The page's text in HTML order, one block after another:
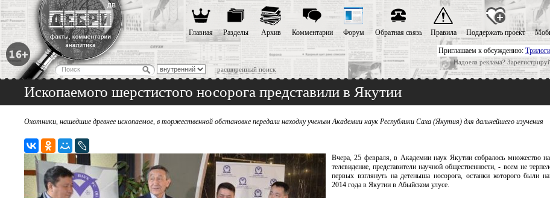
Приглашаем к обсуждению:
Надоела реклама?
расширенный поиск
Главная Разделы Архив Комментарии Форум Обратная связь Правила Поддержать проект
Ископаемого шерстистого носорога представили в Якутии
Охотники, нашедшие древнее ископаемое, в торжественной обстановке передали находку ученым Академии наук Республики Саха (Якутия) для дальнейшего изучения
Вчера, 25 февраля, в Академии наук Якутии собралось множество
телевидение, представители научной общественности, - всем не
первых взглянуть на детеныша носорога, останки которого были
2014 года в Якутии в Абыйском улусе.